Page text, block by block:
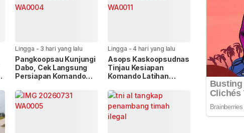
Lingga - 3 hari yang lalu
Pangkoopsau Kunjungi
Dabo, Cek Langsung
Persiapan Komando
TNI 2026
Lingga -4 hari yang lalu
Asops Kaskoopsudnas
Tinjau Kesiapan
Komando Latihan
di Dabo